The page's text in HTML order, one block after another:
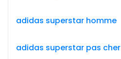
adidas superstar homme
adidas superstar pas cher